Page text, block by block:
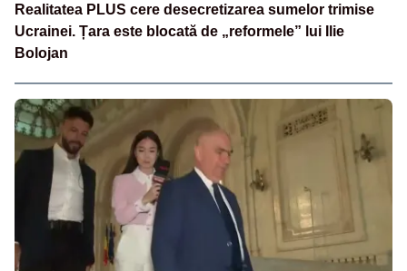
Realitatea PLUS cere desecretizarea sumelor trimise
Ucrainei. Țara este blocată de „reformele” lui Ilie
Bolojan